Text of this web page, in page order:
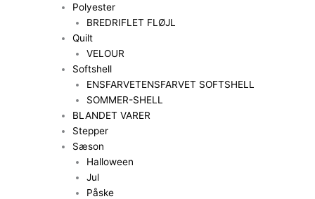
Polyester
BREDRIFLET FLØJL
Quilt
VELOUR
Softshell
ENSFARVETENSFARVET SOFTSHELL
SOMMER-SHELL
BLANDET VARER
Stepper
Sæson
Halloween
Jul
Påske